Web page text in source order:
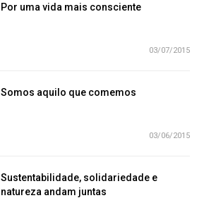
Por uma vida mais consciente
03/07/2015
Somos aquilo que comemos
03/06/2015
Sustentabilidade, solidariedade e
natureza andam juntas